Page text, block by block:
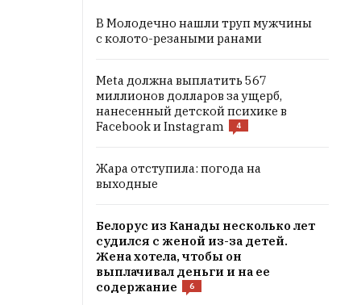
В Молодечно нашли труп мужчины
с колото-резаными ранами
Meta должна выплатить 567
миллионов долларов за ущерб,
нанесенный детской психике в
Facebook и Instagram
4
Жара отступила: погода на
выходные
Белорус из Канады несколько лет
судился с женой из-за детей.
Жена хотела, чтобы он
выплачивал деньги и на ее
содержание
6